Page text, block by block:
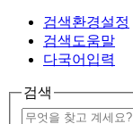
검색환경설정
검색도움말
다국어입력
검색